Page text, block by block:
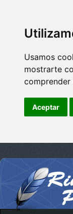
Usamos
mostrarte
comprender
Aceptar